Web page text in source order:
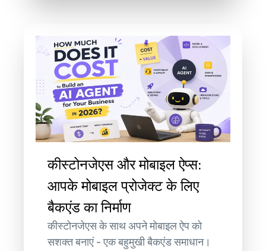
कीस्टोनजेएस और मोबाइल ऐप्स:
आपके मोबाइल प्रोजेक्ट के लिए
बैकएंड का निर्माण
कीस्टोनजेएस के साथ अपने मोबाइल ऐप को
सशक्त बनाएं - एक बहुमुखी बैकएंड समाधान।